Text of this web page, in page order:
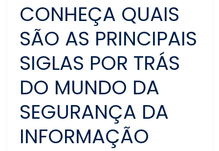
CONHEÇA QUAIS
SÃO AS PRINCIPAIS
SIGLAS POR TRÁS
DO MUNDO DA
SEGURANÇA DA
INFORMAÇÃO